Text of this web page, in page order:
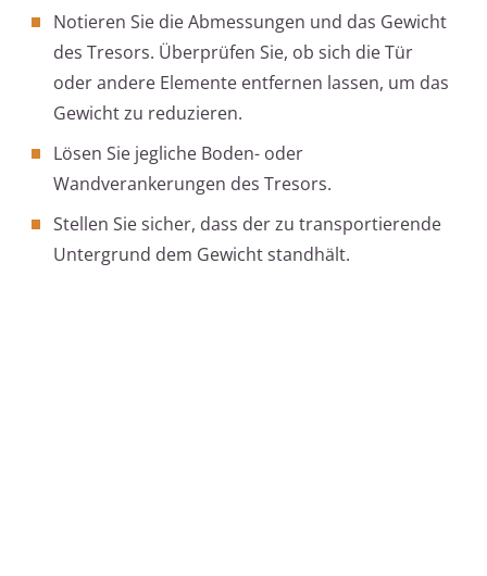
Notieren Sie die Abmessungen und das Gewicht
des Tresors. Überprüfen Sie, ob sich die Tür
oder andere Elemente entfernen lassen, um das
Gewicht zu reduzieren.
Lösen Sie jegliche Boden- oder
Wandverankerungen des Tresors.
Stellen Sie sicher, dass der zu transportierende
Untergrund dem Gewicht standhält.